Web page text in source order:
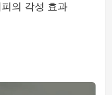
의 각성 효과